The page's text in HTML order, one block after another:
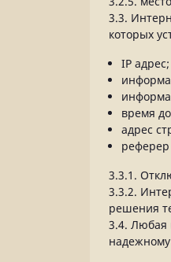
3.3.
которых
IP адрес;
время
адрес
3.3.1.
3.3.2.
решения
3.4. Любая